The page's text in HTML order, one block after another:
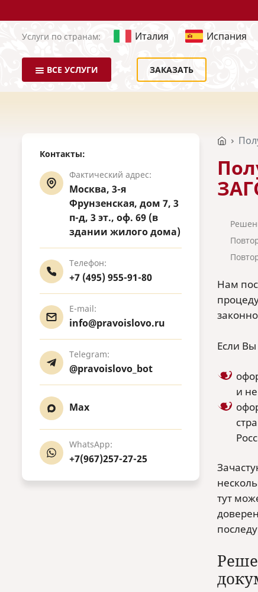
Услуги по странам: Италия Испания
ВСЕ УСЛУГИ ЗАКАЗАТЬ
Контакты:
Фактический адрес:
Москва, 3-я
Фрунзенская, дом 7, 3
п-д, 3 эт., оф. 69 (в
здании жилого дома)
Телефон:
+7 (495) 955-91-80
E-mail:
info@pravoislovo.ru
Telegram:
@pravoislovo_bot
Max
WhatsApp:
+7(967)257-27-25
Нам
Если
и
тут